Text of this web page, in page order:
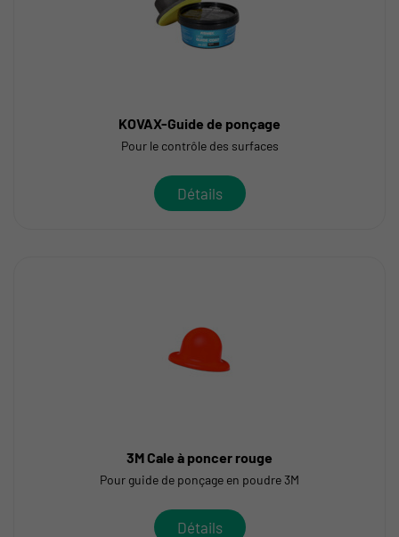
KOVAX-Guide de ponçage
Pour le contrôle des surfaces
Détails
3M Cale à poncer rouge
Pour guide de ponçage en poudre 3M
Détails